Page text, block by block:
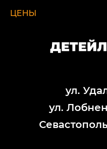
ЦЕНЫ
ул.
ул.